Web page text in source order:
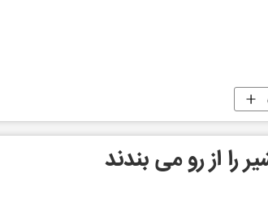
را از رو می بندند